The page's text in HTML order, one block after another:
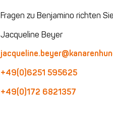
Fragen zu Benjamino richten
Jacqueline Beyer
+49(0)6251 595625
+49(0)172 6821357